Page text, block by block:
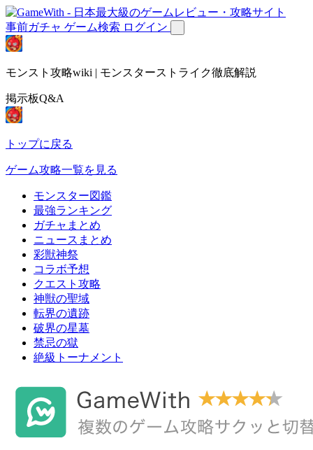
事前ガチャ ゲーム検索 ログイン
モンスト攻略wiki | モンスターストライク徹底解説
掲示板Q&A
トップに戻る
ゲーム攻略一覧を見る
モンスター図鑑
最強ランキング
ガチャまとめ
ニュースまとめ
彩獣神祭
コラボ予想
クエスト攻略
神獣の聖域
転界の遺跡
破界の星墓
禁忌の獄
絶級トーナメント